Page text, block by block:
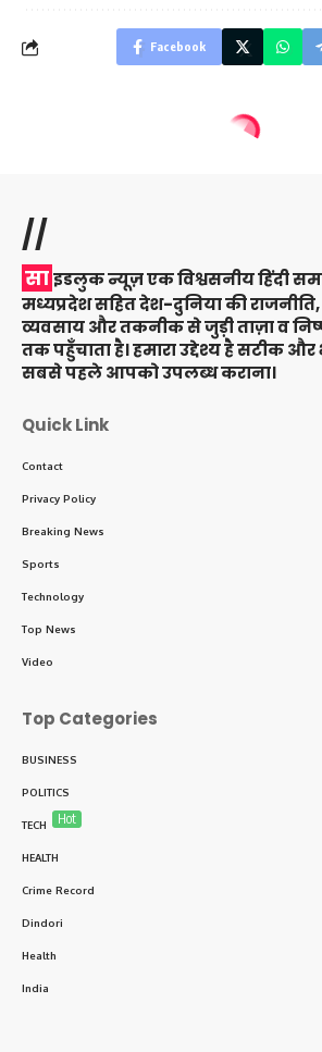
Facebook
//
साइडलुक न्यूज़ एक विश्वसनीय हिंदी
मध्यप्रदेश सहित देश-दुनिया की
व्यवसाय और तकनीक से जुड़ी ताज़ा व
तक पहुँचाता है। हमारा उद्देश्य है सटीक
सबसे पहले आपको उपलब्ध कराना।
Quick Link
Contact
Privacy Policy
Breaking News
Sports
Technology
Top News
Video
Top Categories
BUSINESS
POLITICS
TECH Hot
HEALTH
Crime Record
Dindori
Health
India